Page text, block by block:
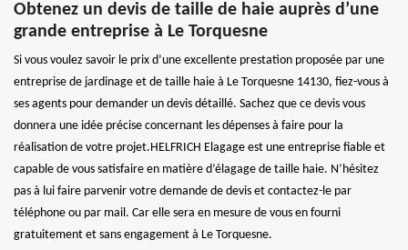
Obtenez un devis de taille de haie auprès d’une
grande entreprise à Le Torquesne
Si vous voulez savoir le prix d’une excellente prestation proposée par une
entreprise de jardinage et de taille haie à Le Torquesne 14130, fiez-vous à
ses agents pour demander un devis détaillé. Sachez que ce devis vous
donnera une idée précise concernant les dépenses à faire pour la
réalisation de votre projet.HELFRICH Elagage est une entreprise fiable et
capable de vous satisfaire en matière d’élagage de taille haie. N’hésitez
pas à lui faire parvenir votre demande de devis et contactez-le par
téléphone ou par mail. Car elle sera en mesure de vous en fourni
gratuitement et sans engagement à Le Torquesne.